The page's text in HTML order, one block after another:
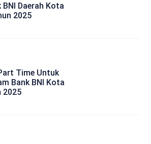
BNI Daerah Kota
2025
Time Untuk
Bank BNI Kota
2025